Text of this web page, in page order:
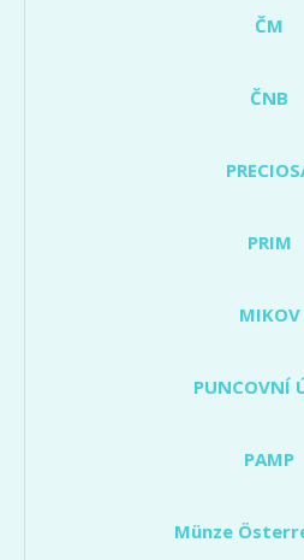
ČM
ČNB
PRIM
MIKOV
PUNCOVNÍ
PAMP
Münze